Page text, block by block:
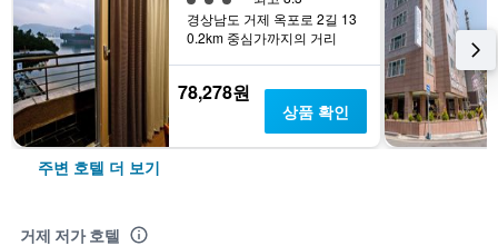
경상남도 거제 옥포로 2길 13
0.2km 중심가까지의 거리
78,278원
상품 확인
주변 호텔 더 보기
거제 저가 호텔